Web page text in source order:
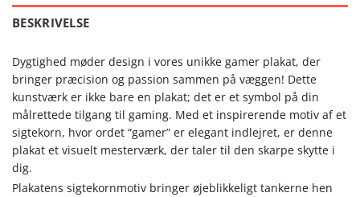
BESKRIVELSE
Dygtighed møder design i vores unikke gamer plakat, der
bringer præcision og passion sammen på væggen! Dette
kunstværk er ikke bare en plakat; det er et symbol på din
målrettede tilgang til gaming. Med et inspirerende motiv af et
sigtekorn, hvor ordet “gamer” er elegant indlejret, er denne
plakat et visuelt mesterværk, der taler til den skarpe skytte i
dig.
Plakatens sigtekornmotiv bringer øjeblikkeligt tankerne hen